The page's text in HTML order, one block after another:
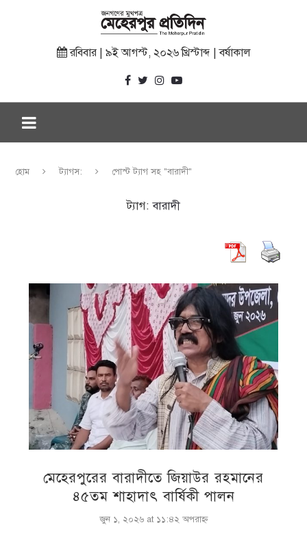
রবিবার | ৯ই আগস্ট, ২০২৬ খ্রিস্টাব্দ | বর্ষাকাল
হোম ট্যাগস: পোস্ট ট্যাগ সহ "বারাদী"
ট্যাগ:বারাদী
মেহেরপুরের বারাদীতে জিয়াউর রহমানের
৪৫তম শাহাদাৎ বার্ষিকী পালন
জুন ১, ২০২৬ at ১১:৪২ অপরাহ্ণ